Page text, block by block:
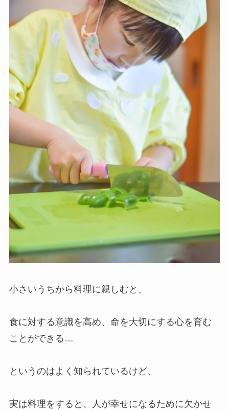
小さいうちから料理に親しむと、
食に対する意識を高め、命を大切にする心を育む
ことができる…
というのはよく知られているけど、
実は料理をすると、人が幸せになるために欠かせ